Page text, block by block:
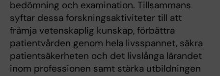
bedömning och examination. Tillsammans
syftar dessa forskningsaktiviteter till att
främja vetenskaplig kunskap, förbättra
patientvården genom hela livsspannet, säkra
patientsäkerheten och det livslånga lärandet
inom professionen samt stärka utbildningen